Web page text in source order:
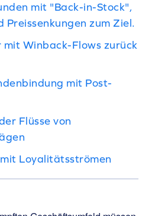
mit "Back-in-Stock",
Preissenkungen zum Ziel.
mit Winback-Flows zurück
mit Post-
Flüsse von
Loyalitätsströmen